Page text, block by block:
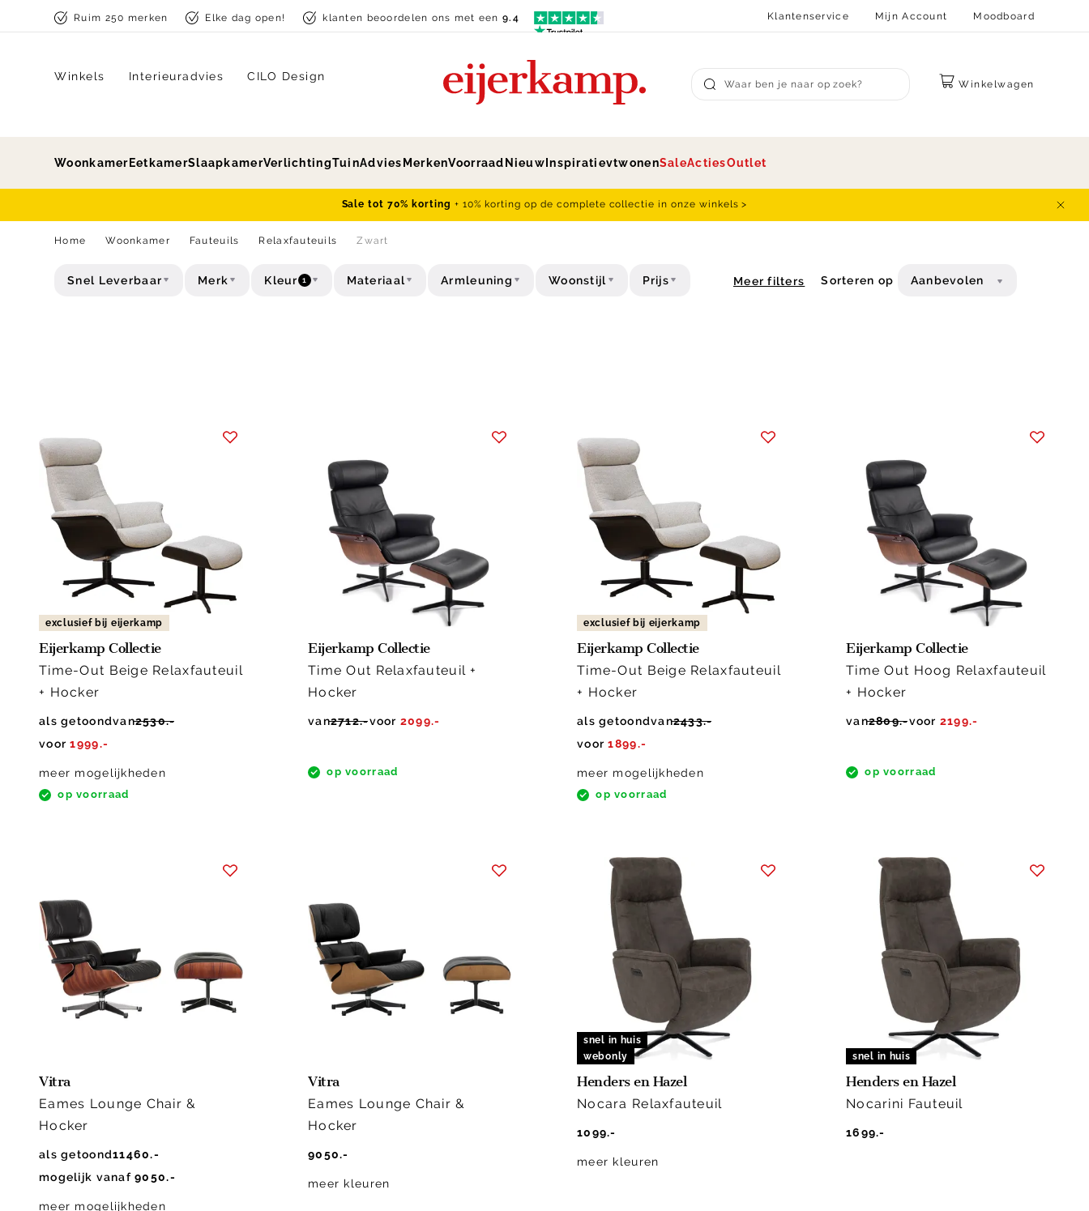
Skip to contentRuim 250 merken Elke dag open! klanten beoordelen ons met een9.4 Klantenservice Mijn Account Moodboard
Submit search
Winkelwagen
Winkels Interieuradvies CILO Design
Woonkamer EetkamerSlaapkamerVerlichtingTuinAdvies MerkenVoorraad Nieuw InspiratievtwonenSaleActiesOutlet
Sale tot 70% korting + 10% korting op de complete collectie in onze winkels >
Home Woonkamer Fauteuils Relaxfauteuils Zwart
Snel Leverbaar Merk Kleur 1 Materiaal Armleuning Woonstijl Prijs Meer filters Sorteren op Aanbevolen
exclusief bij eijerkamp
Eijerkamp Collectie
Time-Out Beige Relaxfauteuil
+ Hocker
als getoondvan2530.-
voor 1999.-
meer mogelijkheden
op voorraad
Eijerkamp Collectie
Time Out Relaxfauteuil +
Hocker
van2712.-voor 2099.-
op voorraad
exclusief bij eijerkamp
Eijerkamp Collectie
Time-Out Beige Relaxfauteuil
+ Hocker
als getoondvan2433.-
voor 1899.-
meer mogelijkheden
op voorraad
Eijerkamp Collectie
Time Out Hoog Relaxfauteuil
+ Hocker
van2809.-voor 2199.-
op voorraad
Vitra
Eames Lounge Chair &
Hocker
als getoond11460.-
mogelijk vanaf 9050.-
meer mogelijkheden
Vitra
Eames Lounge Chair &
Hocker
9050.-
meer kleuren
snel in huis
webonly
Henders en Hazel
Nocara Relaxfauteuil
1099.-
meer kleuren
snel in huis
Henders en Hazel
Nocarini Fauteuil
1699.-